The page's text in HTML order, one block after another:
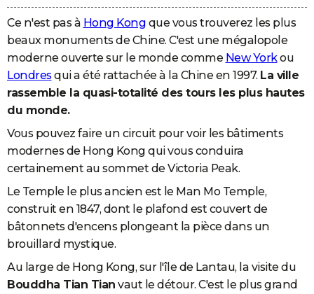
Ce n'est pas à Hong Kong que vous trouverez les plus
beaux monuments de Chine. C'est une mégalopole
moderne ouverte sur le monde comme New Yorkou
Londresqui a été rattachée à la Chine en 1997. La ville
rassemble la quasi-totalité des tours les plus hautes
du monde.
Vous pouvez faire un circuit pour voir les bâtiments
modernes de Hong Kong qui vous conduira
certainement au sommet de Victoria Peak.
Le Temple le plus ancien est le Man Mo Temple,
construit en 1847, dont le plafond est couvert de
bâtonnets d'encens plongeant la pièce dans un
brouillard mystique.
Au large de Hong Kong, sur l'île de Lantau, la visite du
Bouddha Tian Tian vaut le détour. C'est le plus grand